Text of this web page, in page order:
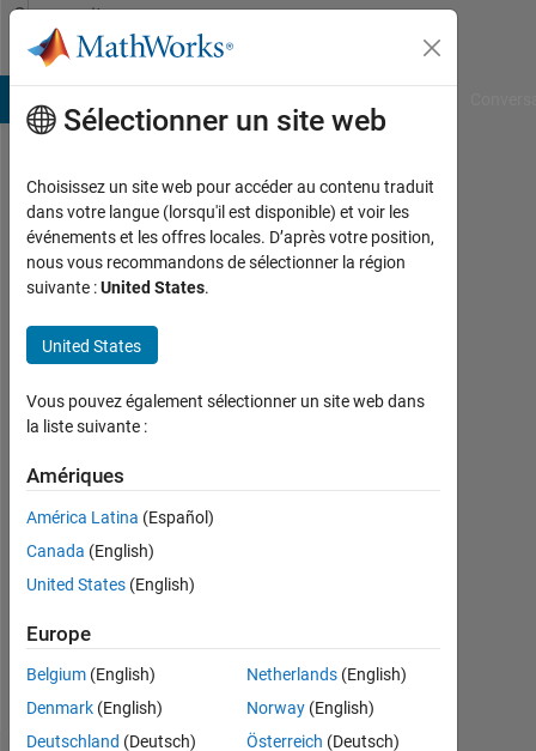
Passer au contenu
Community
Profile
Amritesh
Last
seen:
environ
4 ans il
y a
Actif
depuis
0
Following:
Follow
Sélectionner un site web
Choisissez un site web pour accéder au contenu traduit
dans votre langue (lorsqu'il est disponible) et voir les
événements et les offres locales. D’après votre position,
nous vous recommandons de sélectionner la région
suivante :United States.
United States
Vous pouvez également sélectionner un site web dans
la liste suivante :
Amériques
América Latina (Español)
Canada (English)
United States (English)
Europe
Belgium (English)
Denmark (English)
Deutschland (Deutsch)
Netherlands(English)
Norway(English)
Österreich (Deutsch)